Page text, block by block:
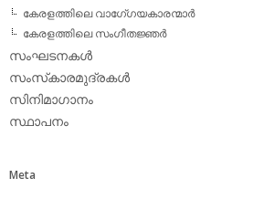
കേരളത്തിലെ വാഗേ്ഗയകാരന്മാര്‍
കേരളത്തിലെ സംഗീതജ്ഞര്‍
സംഘടനകള്‍
സംസ്‌കാരമുദ്രകള്‍
സിനിമാഗാനം
സ്ഥാപനം
Meta